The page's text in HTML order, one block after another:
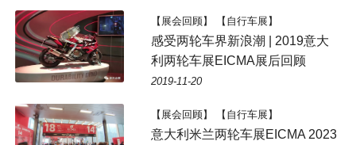
【展会回顾】 【自行车展】
感受两轮车界新浪潮 | 2019意大
利两轮车展EICMA展后回顾
2019-11-20
【展会回顾】 【自行车展】
意大利米兰两轮车展EICMA 2023